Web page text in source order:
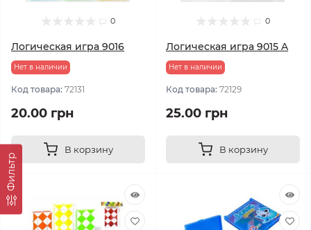
Фильтр
0
Логическая игра 9016
Нет в наличии
Код товара: 72131
20.00 грн
В корзину
0
Логическая игра 9015 A
Нет в наличии
Код товара: 72129
25.00 грн
В корзину